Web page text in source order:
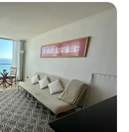
s oznakom „Odabrali gosti”